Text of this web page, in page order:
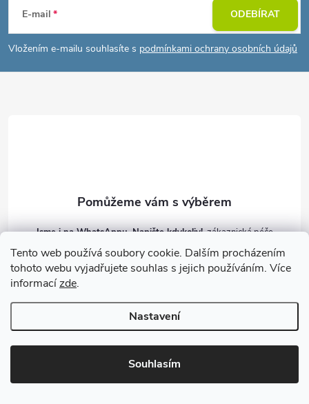
Tento web používá soubory cookie. Dalším procházením
tohoto webu vyjadřujete souhlas s jejich používáním. Více
informacízde.
Nastavení
Souhlasím
p
a
E-mail
Vložením e-mailu souhlasíte s podmínkami ochrany osobních údajů
ODEBÍRAT
Jsme i na WhatsAppu. Napište kdykoliv!
Info @
gazu.cz
Facebook GAZU.cz
gazu.cz